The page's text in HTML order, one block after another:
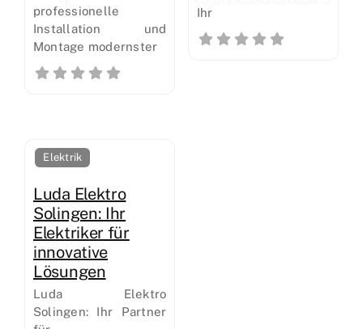
professionelle
Installation und
Montage modernster
Ihr
Elektrik
Luda Elektro
Solingen: Ihr
Elektriker für
innovative
Lösungen
Luda Elektro
Solingen: Ihr Partner